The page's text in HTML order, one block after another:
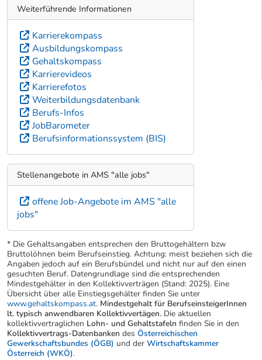
Weiterführende Informationen
Karrierekompass
Ausbildungskompass
Gehaltskompass
Karrierevideos
Karrierefotos
Weiterbildungsdatenbank
Berufs-Infos
JobBarometer
Berufsinformationssystem (BIS)
Stellenangebote in AMS "alle jobs"
offene Job-Angebote im AMS "alle
jobs"
* Die Gehaltsangaben entsprechen den Bruttogehältern bzw
Bruttolöhnen beim Berufseinstieg. Achtung: meist beziehen sich die
Angaben jedoch auf ein Berufsbündel und nicht nur auf den einen
gesuchten Beruf. Datengrundlage sind die entsprechenden
Mindestgehälter in den Kollektivverträgen (Stand: 2025). Eine
Übersicht über alle Einstiegsgehälter finden Sie unter
www.gehaltskompass.at. Mindestgehalt für BerufseinsteigerInnen
lt. typisch anwendbaren Kollektivvertägen. Die aktuellen
kollektivvertraglichen Lohn- und Gehaltstafeln finden Sie in den
Kollektivvertrags-Datenbanken des Österreichischen
Gewerkschaftsbundes (ÖGB) und der Wirtschaftskammer
Österreich (WKÖ).